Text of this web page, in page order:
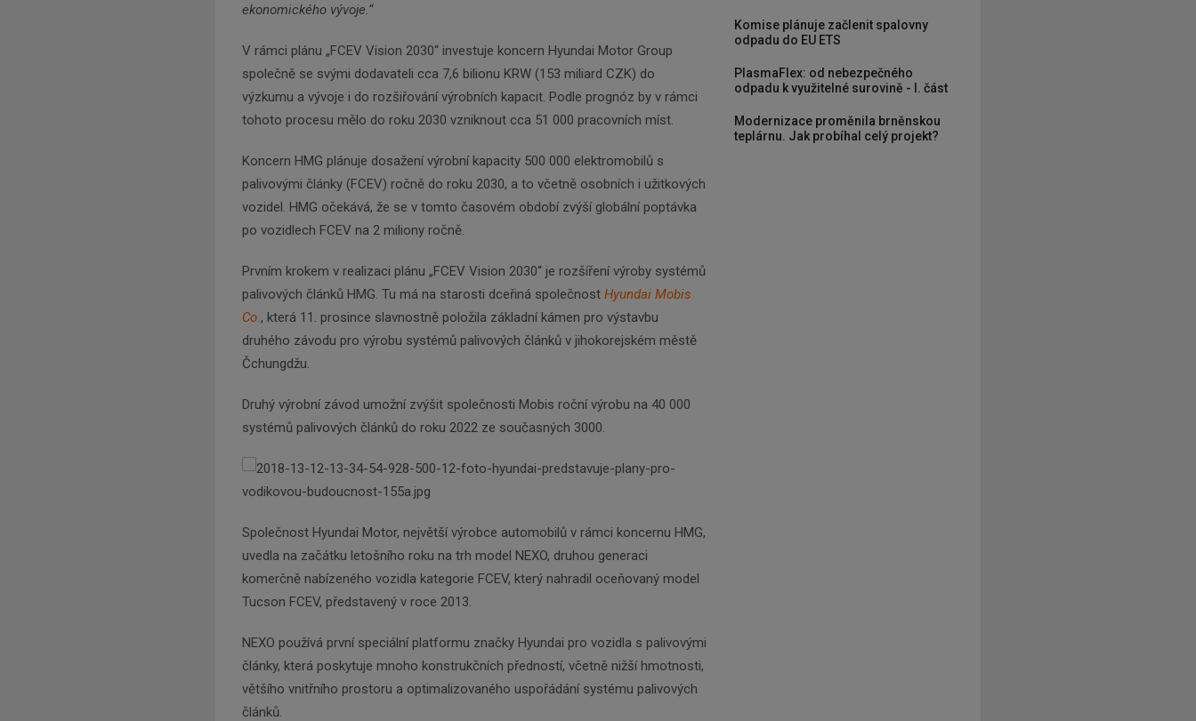
ekonomického vývoje.“
V rámci plánu „FCEV Vision 2030“ investuje koncern Hyundai Motor Group
společně se svými dodavateli cca 7,6 bilionu KRW (153 miliard CZK) do
výzkumu a vývoje i do rozšiřování výrobních kapacit. Podle prognóz by v rámci
tohoto procesu mělo do roku 2030 vzniknout cca 51 000 pracovních míst.
Koncern HMG plánuje dosažení výrobní kapacity 500 000 elektromobilů s
palivovými články (FCEV) ročně do roku 2030, a to včetně osobních i užitkových
vozidel. HMG očekává, že se v tomto časovém období zvýší globální poptávka
po vozidlech FCEV na 2 miliony ročně.
Prvním krokem v realizaci plánu „FCEV Vision 2030“ je rozšíření výroby systémů
palivových článků HMG. Tu má na starosti dceřiná společnost Hyundai Mobis
Co. , která 11. prosince slavnostně položila základní kámen pro výstavbu
druhého závodu pro výrobu systémů palivových článků v jihokorejském městě
Čchungdžu.
Druhý výrobní závod umožní zvýšit společnosti Mobis roční výrobu na 40 000
systémů palivových článků do roku 2022 ze současných 3000.
Společnost Hyundai Motor, největší výrobce automobilů v rámci koncernu HMG,
uvedla na začátku letošního roku na trh model NEXO, druhou generaci
komerčně nabízeného vozidla kategorie FCEV, který nahradil oceňovaný model
Tucson FCEV, představený v roce 2013.
NEXO používá první speciální platformu značky Hyundai pro vozidla s palivovými
články, která poskytuje mnoho konstrukčních předností, včetně nižší hmotnosti,
většího vnitřního prostoru a optimalizovaného uspořádání systému palivových
článků.
Komise plánuje začlenit spalovny
odpadu do EU ETS
PlasmaFlex: od nebezpečného
odpadu k využitelné surovině - I. část
Modernizace proměnila brněnskou
teplárnu. Jak probíhal celý projekt?